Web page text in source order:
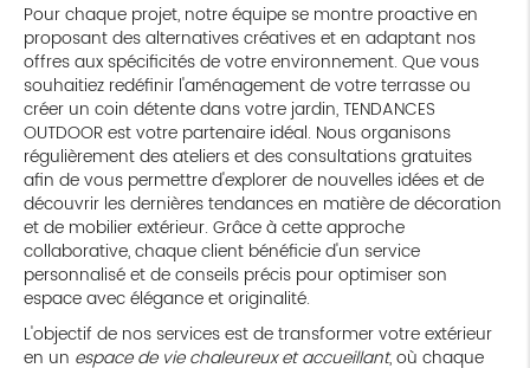
Pour chaque projet, notre équipe se montre proactive en
proposant des alternatives créatives et en adaptant nos
offres aux spécificités de votre environnement. Que vous
souhaitiez redéfinir l'aménagement de votre terrasse ou
créer un coin détente dans votre jardin, TENDANCES
OUTDOOR est votre partenaire idéal. Nous organisons
régulièrement des ateliers et des consultations gratuites
afin de vous permettre d'explorer de nouvelles idées et de
découvrir les dernières tendances en matière de décoration
et de mobilier extérieur. Grâce à cette approche
collaborative, chaque client bénéficie d'un service
personnalisé et de conseils précis pour optimiser son
espace avec élégance et originalité.
L'objectif de nos services est de transformer votre extérieur
en un espace de vie chaleureux et accueillant, où chaque